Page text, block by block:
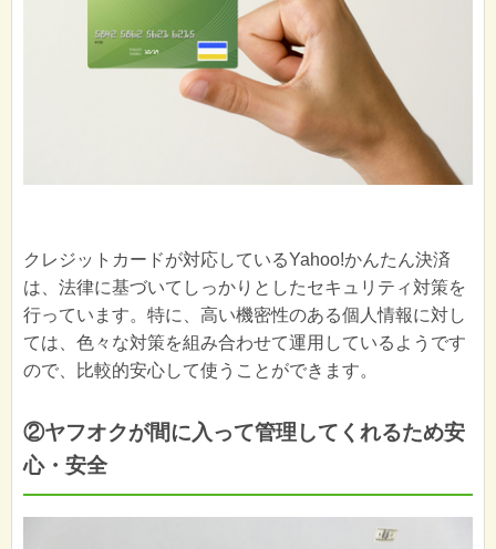
クレジットカードが対応しているYahoo!かんたん決済
は、法律に基づいてしっかりとしたセキュリティ対策を
行っています。特に、高い機密性のある個人情報に対し
ては、色々な対策を組み合わせて運用しているようです
ので、比較的安心して使うことができます。
②ヤフオクが間に入って管理してくれるため安
心・安全